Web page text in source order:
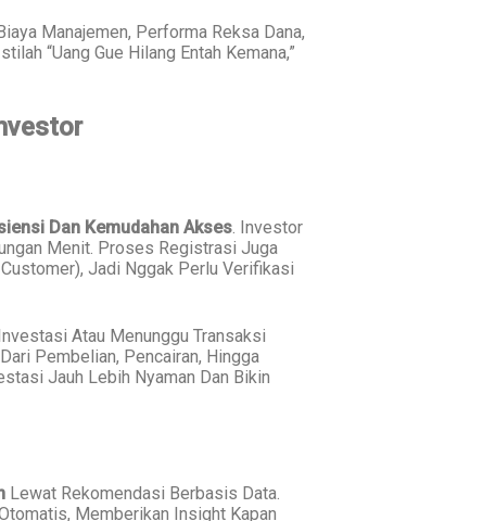
Manajemen, Performa Reksa Dana,
“Uang Gue Hilang Entah Kemana,”
Dan Kemudahan Akses. Investor
Menit. Proses Registrasi Juga
Jadi Nggak Perlu Verifikasi
Atau Menunggu Transaksi
Pembelian, Pencairan, Hingga
Jauh Lebih Nyaman Dan Bikin
Lewat Rekomendasi Berbasis Data.
Memberikan Insight Kapan